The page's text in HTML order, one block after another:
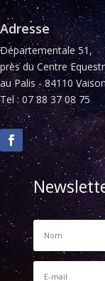
Adresse
Départementale 51,
près du Centre
au Palis - 84110
Tel : 07 88 37 08 75